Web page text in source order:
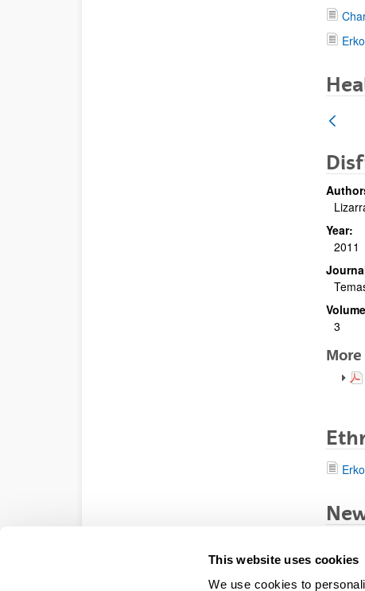
This website uses cookies
We use cookies to
Year:
2011
3